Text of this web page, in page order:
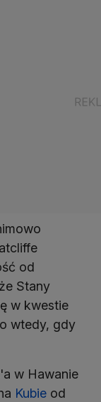
od
Stany
w kwestie
wtedy, gdy
w Hawanie
Kubie od